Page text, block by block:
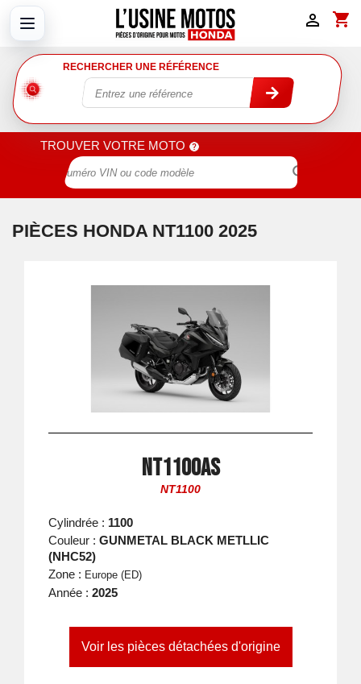
shopping_cart

RECHERCHER UNE RÉFÉRENCE
TROUVER VOTRE MOTO

PIÈCES HONDA NT1100 2025
NT1100AS
NT1100
Cylindrée : 1100
Couleur : GUNMETAL BLACK METLLIC
(NHC52)
Zone : Europe (ED)
Année : 2025
Voir les pièces détachées d'origine